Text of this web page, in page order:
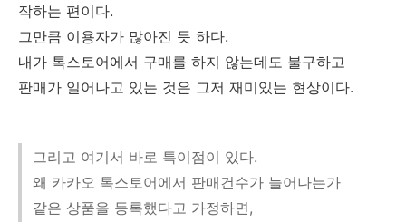
작하는 편이다.
그만큼 이용자가 많아진 듯 하다.
내가 톡스토어에서 구매를 하지 않는데도 불구하고
판매가 일어나고 있는 것은 그저 재미있는 현상이다.
그리고 여기서 바로 특이점이 있다.
왜 카카오 톡스토어에서 판매건수가 늘어나는가
같은 상품을 등록했다고 가정하면,